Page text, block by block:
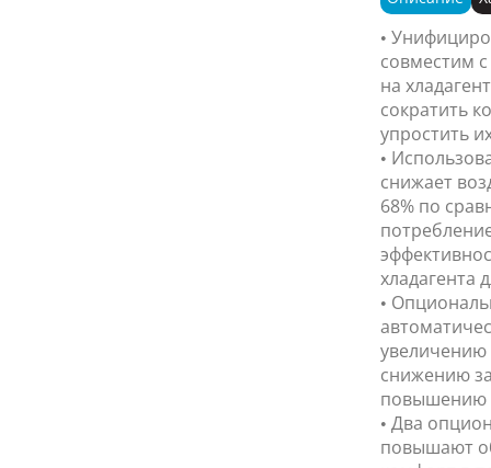
•
совместим
на
сократить
упростить
•
снижает
68% по
хладагента
•
увеличению
снижению
повышению
• Два
повышают